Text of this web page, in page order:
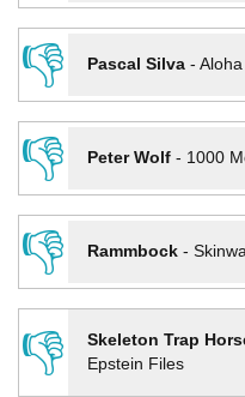
👎
Pascal Silva- Aloha
👎
Peter Wolf- 1000
👎
Rammbock-
👎
Skeleton Trap
Epstein Files